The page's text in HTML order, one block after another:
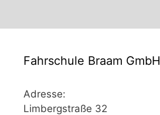
Fahrschule Braam GmbH
Adresse:
Limbergstraße 32